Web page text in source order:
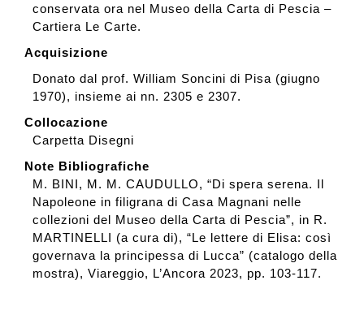
conservata ora nel Museo della Carta di Pescia –
Cartiera Le Carte.
Acquisizione
Donato dal prof. William Soncini di Pisa (giugno
1970), insieme ai nn. 2305 e 2307.
Collocazione
Carpetta Disegni
Note Bibliografiche
M. BINI, M. M. CAUDULLO, “Di spera serena. Il
Napoleone in filigrana di Casa Magnani nelle
collezioni del Museo della Carta di Pescia”, in R.
MARTINELLI (a cura di), “Le lettere di Elisa: così
governava la principessa di Lucca” (catalogo della
mostra), Viareggio, L’Ancora 2023, pp. 103-117.